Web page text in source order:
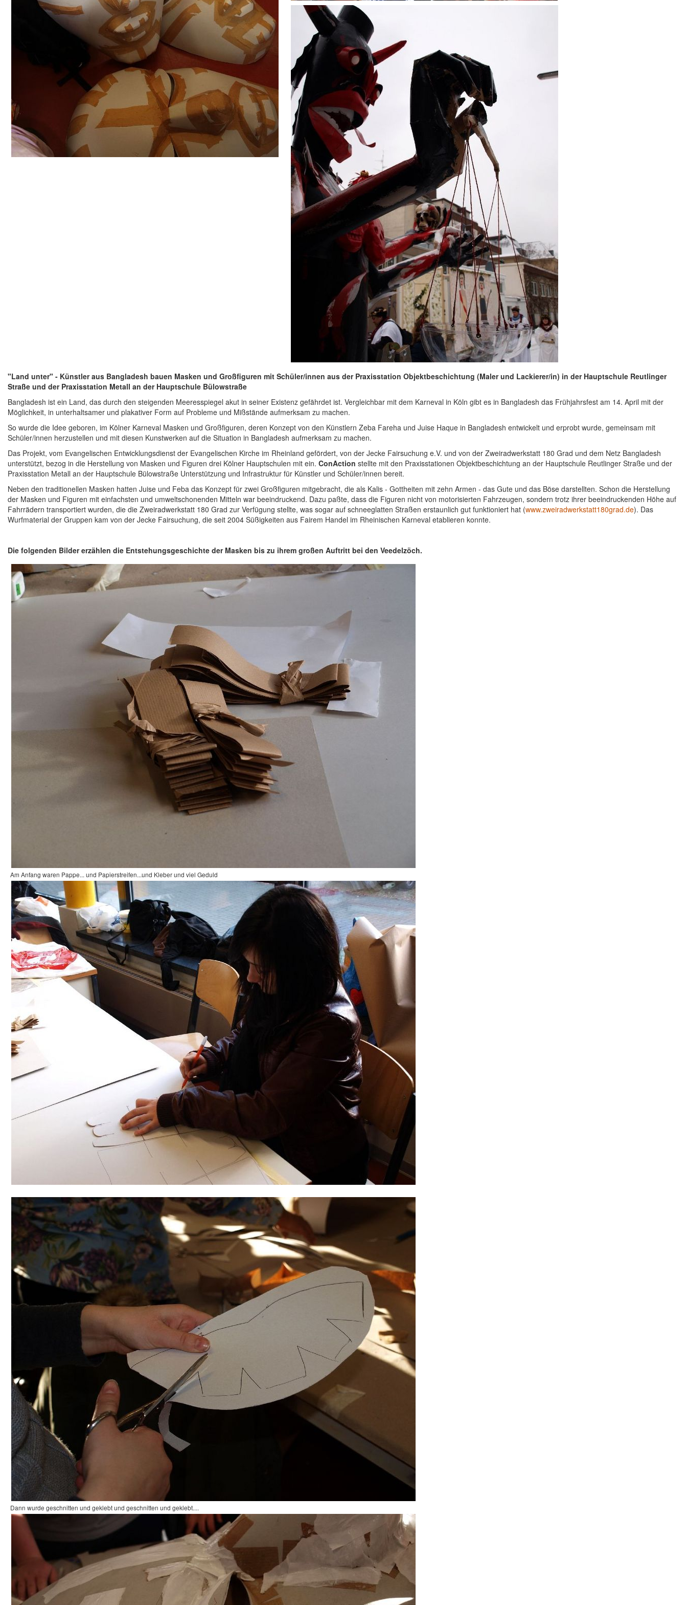
"Land unter" - Künstler aus Bangladesh bauen Masken und Großfiguren mit Schüler/innen aus der Praxisstation Objektbeschichtung (Maler und Lackierer/in) in der Hauptschule Reutlinger
Straße und der Praxisstation Metall an der Hauptschule Bülowstraße
Bangladesh ist ein Land, das durch den steigenden Meeresspiegel akut in seiner Existenz gefährdet ist. Vergleichbar mit dem Karneval in Köln gibt es in Bangladesh das Frühjahrsfest am 14. April mit der
Möglichkeit, in unterhaltsamer und plakativer Form auf Probleme und Mißstände aufmerksam zu machen.
So wurde die Idee geboren, im Kölner Karneval Masken und Großfiguren, deren Konzept von den Künstlern Zeba Fareha und Juise Haque in Bangladesh entwickelt und erprobt wurde, gemeinsam mit
Schüler/innen herzustellen und mit diesen Kunstwerken auf die Situation in Bangladesh aufmerksam zu machen.
Das Projekt, vom Evangelischen Entwicklungsdienst der Evangelischen Kirche im Rheinland gefördert, von der Jecke Fairsuchung e.V. und von der Zweiradwerkstatt 180 Grad und dem Netz Bangladesh
unterstützt, bezog in die Herstellung von Masken und Figuren drei Kölner Hauptschulen mit ein. ConAction stellte mit den Praxisstationen Objektbeschichtung an der Hauptschule Reutlinger Straße und der
Praxisstation Metall an der Hauptschule Bülowstraße Unterstützung und Infrastruktur für Künstler und Schüler/innen bereit.
Neben den traditionellen Masken hatten Juise und Feba das Konzept für zwei Großfiguren mitgebracht, die als Kalis - Gottheiten mit zehn Armen - das Gute und das Böse darstellten. Schon die Herstellung
der Masken und Figuren mit einfachsten und umweltschonenden Mitteln war beeindruckend. Dazu paßte, dass die Figuren nicht von motorisierten Fahrzeugen, sondern trotz ihrer beeindruckenden Höhe auf
Fahrrädern transportiert wurden, die die Zweiradwerkstatt 180 Grad zur Verfügung stellte, was sogar auf schneeglatten Straßen erstaunlich gut funktioniert hat (www.zweiradwerkstatt180grad.de). Das
Wurfmaterial der Gruppen kam von der Jecke Fairsuchung, die seit 2004 Süßigkeiten aus Fairem Handel im Rheinischen Karneval etablieren konnte.
Die folgenden Bilder erzählen die Entstehungsgeschichte der Masken bis zu ihrem großen Auftritt bei den Veedelzöch.
Am Anfang waren Pappe... und Papierstreifen...und Kleber und viel Geduld
Dann wurde geschnitten und geklebt und geschnitten und geklebt....